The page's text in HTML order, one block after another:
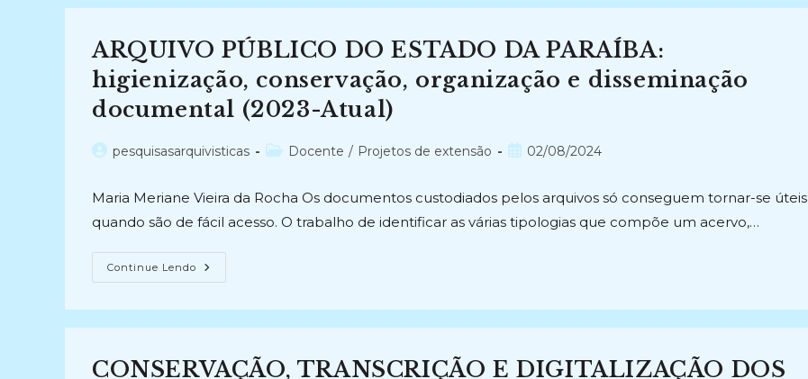
MANUSCRITOS
CADEIA
CIVIL:
Gênero
E
Cor
(2022-
2023)
ARQUIVO PÚBLICO DO ESTADO DA PARAÍBA:
higienização, conservação, organização e disseminação
documental (2023-Atual)
Autorpesquisasarquivisticas
Categoria
Docente / Projetos de extensão
Post02/08/2024
Maria Meriane Vieira da Rocha Os documentos custodiados pelos arquivos só conseguem tornar-se úteis
quando são de fácil acesso. O trabalho de identificar as várias tipologias que compõe um acervo,…
Continue Lendo ARQUIVO
PÚBLICO
PARAÍBA:
Conservação,
Organização
CONSERVAÇÃO, TRANSCRIÇÃO E DIGITALIZAÇÃO DOS